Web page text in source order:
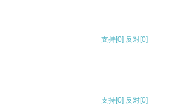
支持[0] 反对[0]
支持[0] 反对[0]